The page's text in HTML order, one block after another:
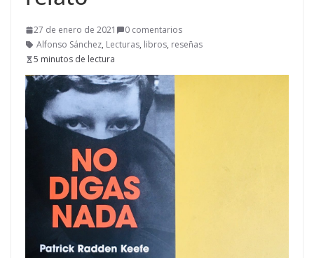
27 de enero de 2021
0 comentarios
Alfonso Sánchez, Lecturas, libros, reseñas
5 minutos de lectura